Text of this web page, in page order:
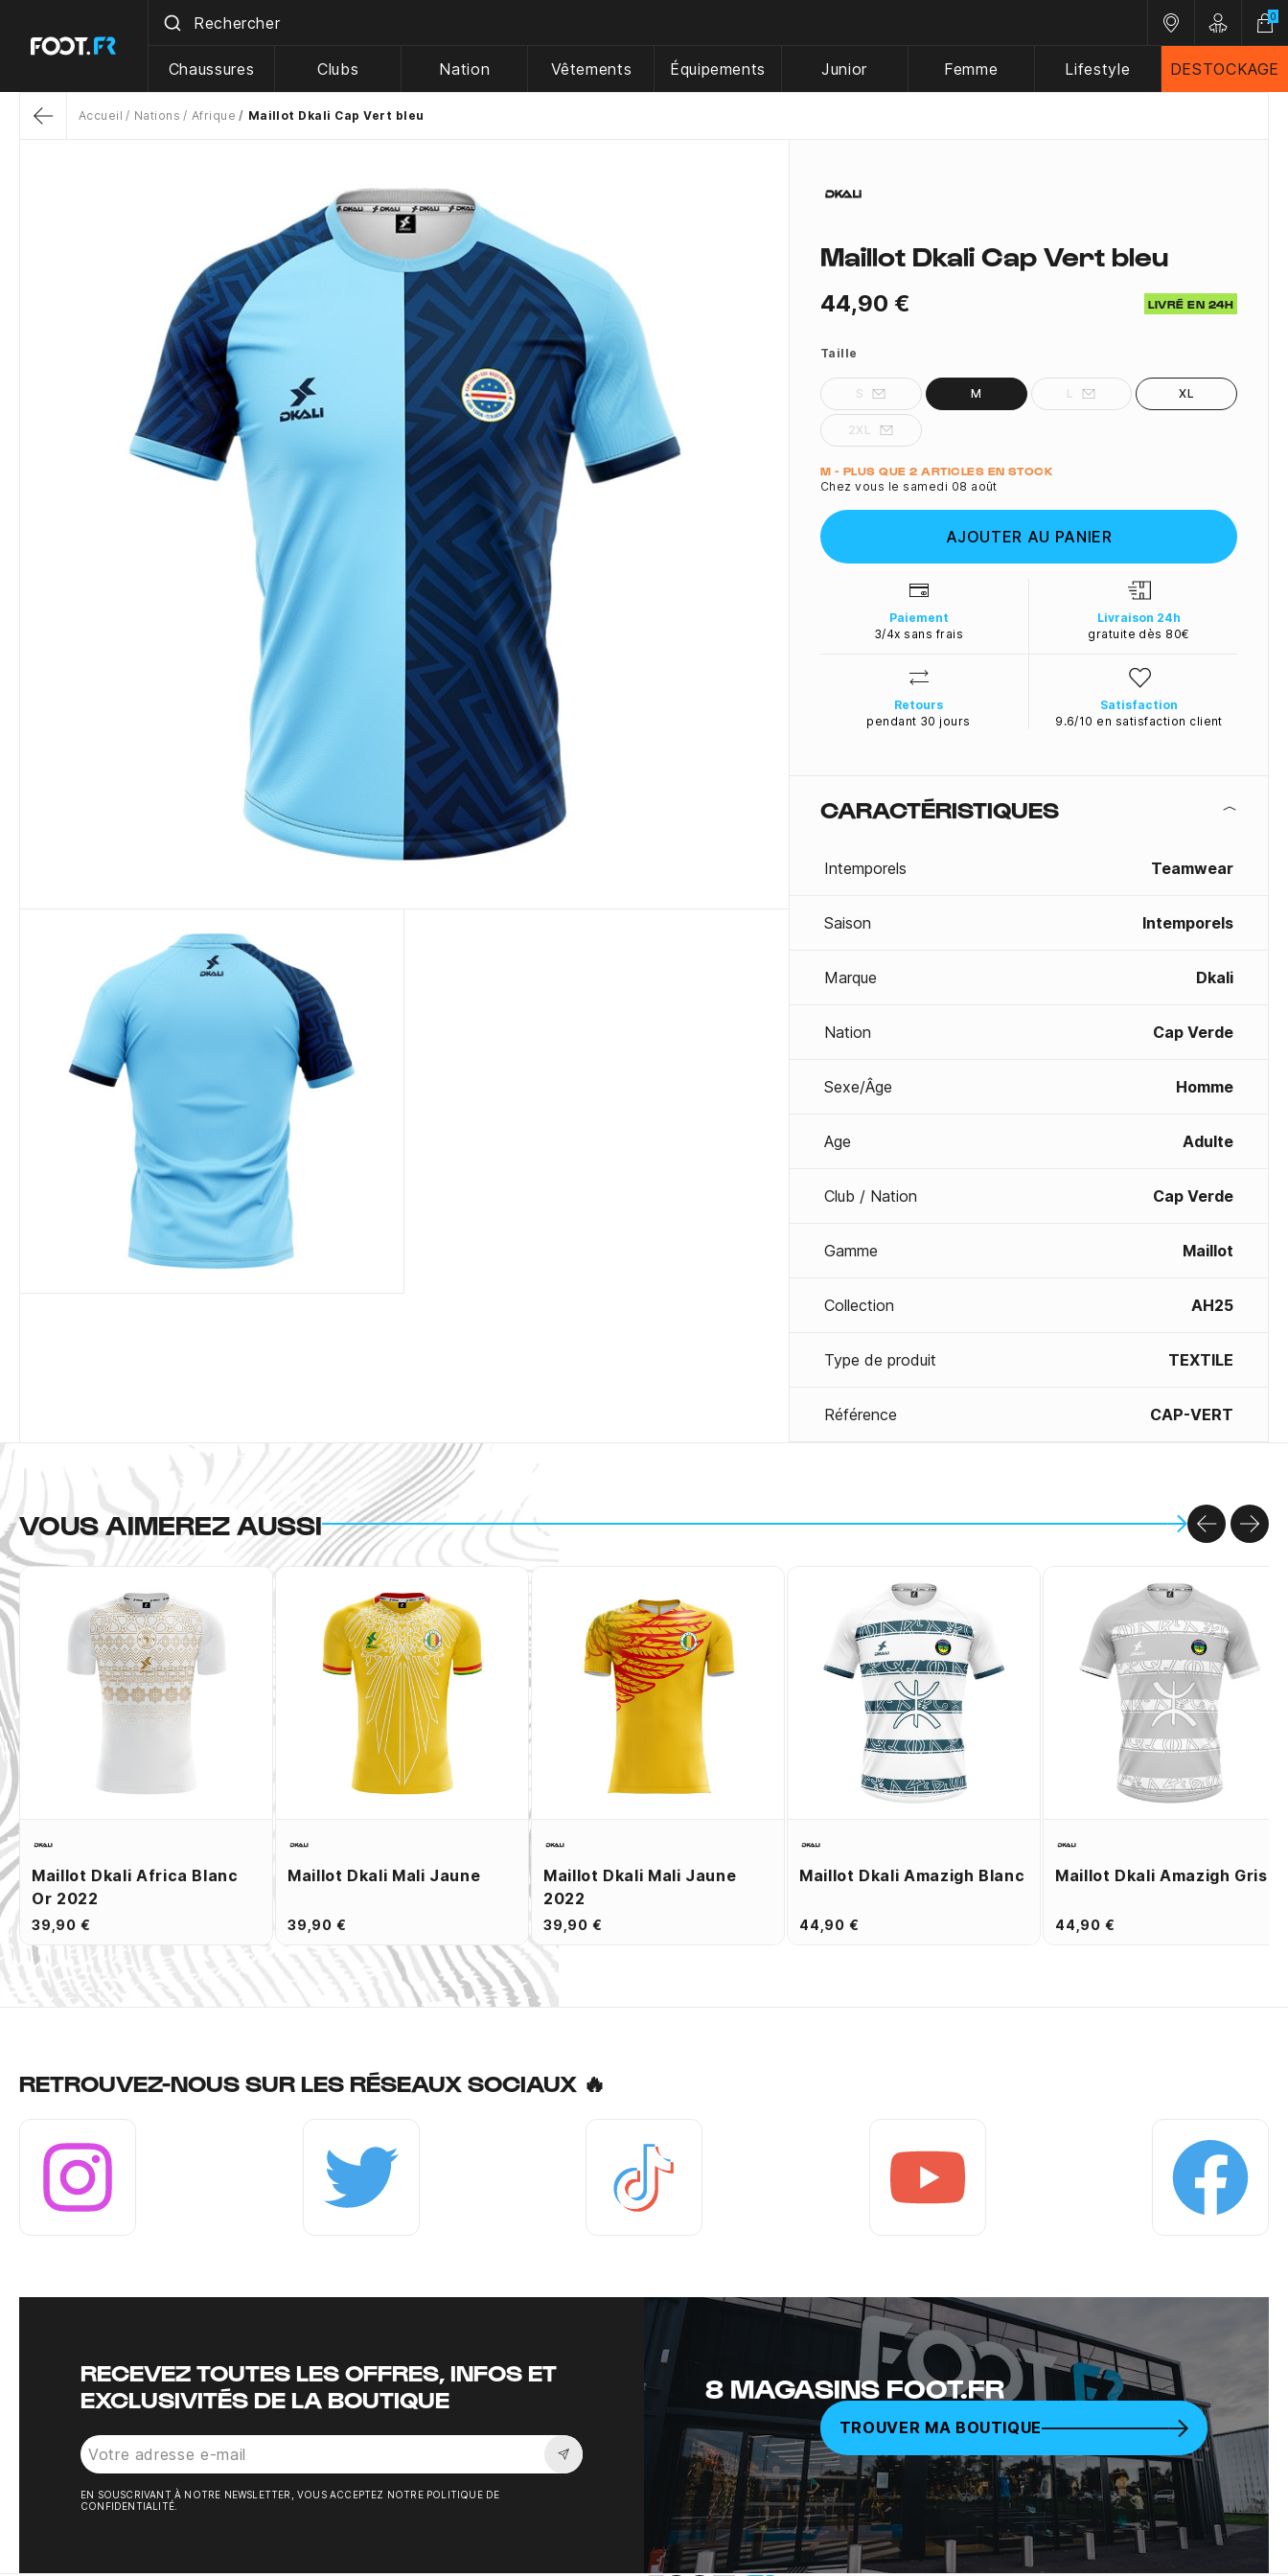
Nos magasins
Customer
0
Chaussures Clubs Nation Vêtements Équipements Junior Femme Lifestyle DESTOCKAGE
Accueil Nations Afrique Maillot Dkali Cap Vert bleu
Maillot Dkali Cap Vert bleu
44,90 € LIVRÉ EN 24H
Taille
S M L XL
2XL
Quantité
M - PLUS QUE 2 ARTICLES EN STOCK
Chez vous le samedi 08 août
AJOUTER AU PANIER
Paiement
3/4x sans frais
Livraison 24h
gratuite dès 80€
Retours
pendant 30 jours
Satisfaction
9.6/10 en satisfaction client
CARACTÉRISTIQUES
Intemporels Teamwear
Saison Intemporels
Marque Dkali
Nation Cap Verde
Sexe/Âge Homme
Age Adulte
Club / Nation Cap Verde
Gamme Maillot
Collection AH25
Type de produit TEXTILE
Référence CAP-VERT
VOUS AIMEREZ AUSSI
Maillot Dkali Africa Blanc
Or 2022
39,90 €
Maillot Dkali Mali Jaune
39,90 €
Maillot Dkali Mali Jaune
2022
39,90 €
Maillot Dkali Amazigh Blanc
44,90 €
Maillot Dkali Amazigh Gris
44,90 €
RETROUVEZ-NOUS SUR LES RÉSEAUX SOCIAUX 🔥
RECEVEZ TOUTES LES OFFRES, INFOS ET
EXCLUSIVITÉS DE LA BOUTIQUE
Souscrire à la newsletter
EN SOUSCRIVANT À NOTRE NEWSLETTER, VOUS ACCEPTEZ NOTRE POLITIQUE DE
CONFIDENTIALITÉ.
8 MAGASINS FOOT.FR
TROUVER MA BOUTIQUE